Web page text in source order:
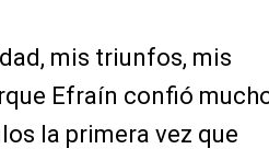
mis triunfos, mis
Efraín confió
la primera vez que